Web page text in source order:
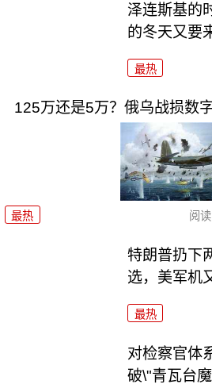
泽连斯基的
的冬天又要
最热
125万还是5万？俄乌战损数
最热 阅读
特朗普扔下
选，美军机
最热
对检察官体
破\"青瓦台